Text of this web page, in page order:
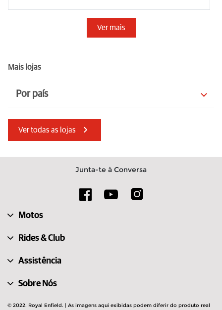
Ver mais
Mais lojas
Por país
Sérvia
Emirados Árabes Unidos
Alemanha
Ver todas as lojas
Junta-te à Conversa
Motos
Rides & Club
Assistência
Sobre Nós
© 2022. Royal Enfield. | As imagens aqui exibidas podem diferir do produto real